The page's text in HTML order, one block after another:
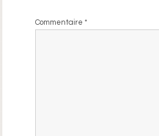
Commentaire *